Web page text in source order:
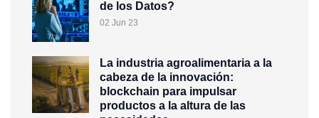
de los Datos?
02 Jun 23
La industria agroalimentaria a la
cabeza de la innovación:
blockchain para impulsar
productos a la altura de las